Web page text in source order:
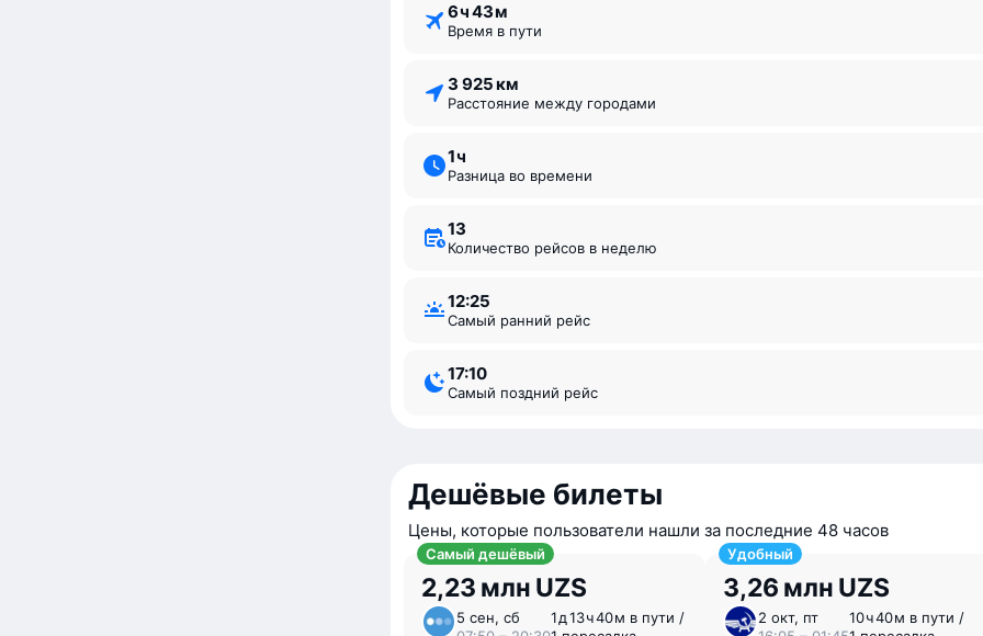
6 ⁠ч 43 ⁠м
Время в пути
3 925 км
Расстояние между городами
1 ⁠ч
Разница во времени
13
Количество рейсов в неделю
12:25
Самый ранний рейс
17:10
Самый поздний рейс
Дешёвые билеты
Цены, которые пользователи нашли за последние 48 часов
Самый дешёвый
2,23 млн UZS
5 сен, сб
1 ⁠д 13 ⁠ч 40 ⁠м в пути /
Удобный
3,26 млн UZS
2 окт, пт
10 ⁠ч 40 ⁠м в пути /